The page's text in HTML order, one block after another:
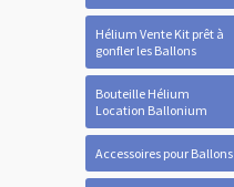
Hélium Vente Kit prêt à
gonfler les Ballons
Bouteille Hélium
Location Ballonium
Accessoires pour Ballons